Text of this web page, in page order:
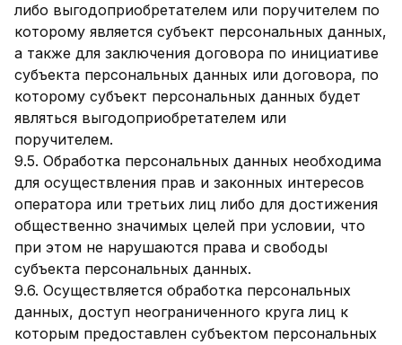
либо выгодоприобретателем или поручителем по
которому является субъект персональных данных,
а также для заключения договора по инициативе
субъекта персональных данных или договора, по
которому субъект персональных данных будет
являться выгодоприобретателем или
поручителем.
9.5. Обработка персональных данных необходима
для осуществления прав и законных интересов
оператора или третьих лиц либо для достижения
общественно значимых целей при условии, что
при этом не нарушаются права и свободы
субъекта персональных данных.
9.6. Осуществляется обработка персональных
данных, доступ неограниченного круга лиц к
которым предоставлен субъектом персональных